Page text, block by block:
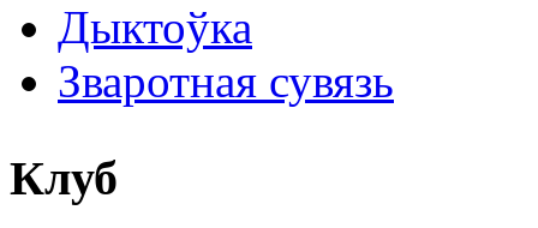
Дыктоўка
Зваротная сувязь
Клуб